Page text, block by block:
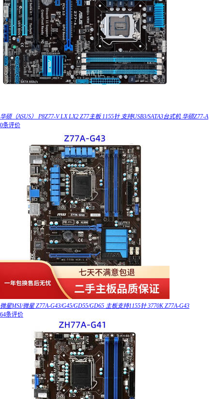
华硕（ASUS） P8Z77-V LX LX2 Z77主板 1155针 支持USB3/SATA3台式机 华硕Z77-A
0条评价
微星MSI/微星 Z77A-G43/G45/GD55/GD65 主板支持1155针 3770K Z77A-G43
64条评价